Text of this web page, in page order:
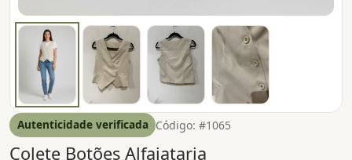
Autenticidade verificada Código: #1065
Colete Botões Alfaiataria